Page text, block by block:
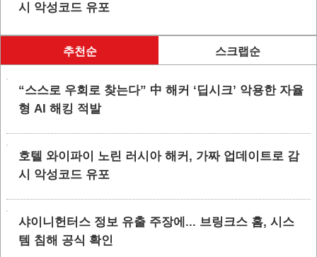
시 악성코드 유포
추천순 스크랩순
“스스로 우회로 찾는다” 中 해커 ‘딥시크’ 악용한 자율
형 AI 해킹 적발
호텔 와이파이 노린 러시아 해커, 가짜 업데이트로 감
시 악성코드 유포
샤이니헌터스 정보 유출 주장에... 브링크스 홈, 시스
템 침해 공식 확인